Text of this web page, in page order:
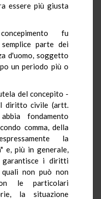
essere più giusta
fu
parte dei
d'uomo, soggetto
un periodo più o
del concepito -
diritto civile (artt.
fondamento
comma, della
la
e, più in generale,
i diritti
non può non
le particolari
la situazione